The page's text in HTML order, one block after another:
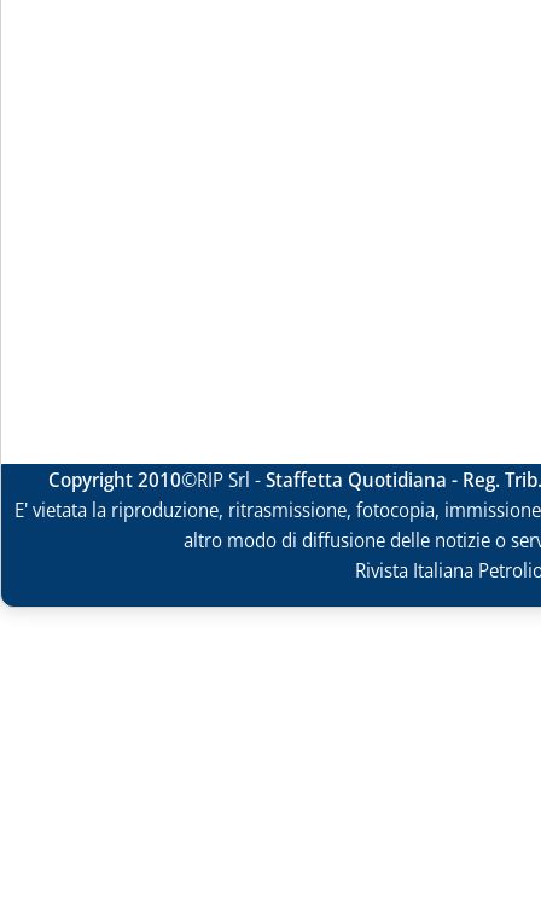
Copyright 2010©RIP Srl -Staffetta Quotidiana - Reg.
E' vietata la riproduzione, ritrasmissione, fotocopia,
altro modo di diffusione delle notizie o
Rivista Italiana